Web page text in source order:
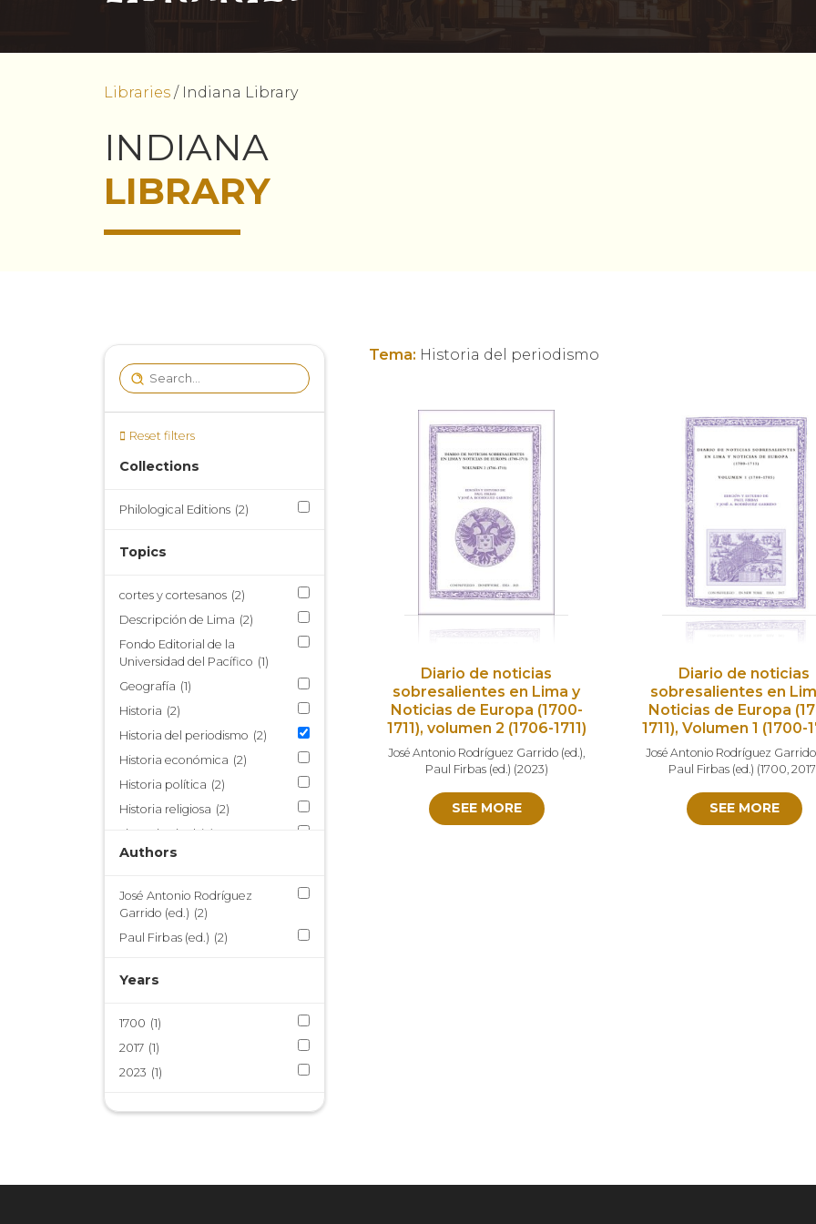
Libraries / Indiana Library
INDIANA
LIBRARY
Reset filters
Collections
Philological Editions (2)
Topics
cortes y cortesanos (2)
Descripción de Lima (2)
Fondo Editorial de la
Universidad del Pacífico (1)
Geografía (1)
Historia (2)
Historia del periodismo (2)
Historia económica (2)
Historia política (2)
Historia religiosa (2)
Lima virreinal (2)
Material didáctico
Publicaciones periódicas
Universidad del Pacífico
Virreinato del Perú
Authors
José Antonio Rodríguez
Garrido (ed.) (2)
Paul Firbas (ed.) (2)
Years
1700 (1)
2017 (1)
2023 (1)
Tema: Historia del periodismo
Diario de noticias
sobresalientes en Lima y
Noticias de Europa (1700-
1711), volumen 2 (1706-1711)
José Antonio Rodríguez Garrido (ed.),
Paul Firbas (ed.) (2023)
SEE MORE
Diario de noticias
sobresalientes en
Noticias de Europa
1711), Volumen 1 (1700-
José Antonio Rodríguez
Paul Firbas (ed.) (1700,2017
SEE MORE